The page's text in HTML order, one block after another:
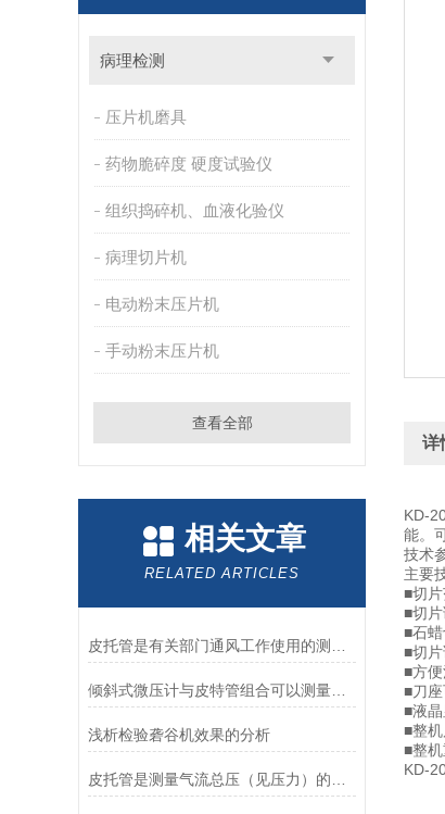
病理检测
压片机磨具
药物脆碎度 硬度试验仪
组织捣碎机、血液化验仪
病理切片机
电动粉末压片机
手动粉末压片机
查看全部
相关文章
RELATED ARTICLES
倾斜式微压计与皮特管组合可以测量气体流速
浅析检验砻谷机效果的分析
详
KD-
能。
技术
主要
■切
■切
■石
■切
■方
■刀
■液
■整
■整
KD-